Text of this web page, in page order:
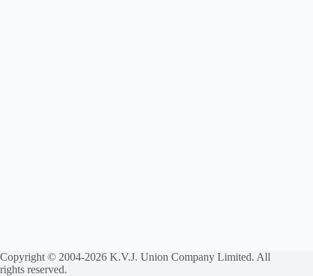
Copyright © 2004-2026 K.V.J. Union Company Limited. All
rights reserved.